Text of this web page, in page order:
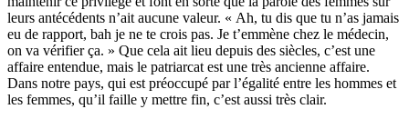
leurs antécédents n’ait aucune valeur. « Ah, tu dis que tu n’as jamais
eu de rapport, bah je ne te crois pas. Je t’emmène chez le médecin,
on va vérifier ça. » Que cela ait lieu depuis des siècles, c’est une
affaire entendue, mais le patriarcat est une très ancienne affaire.
Dans notre pays, qui est préoccupé par l’égalité entre les hommes et
les femmes, qu’il faille y mettre fin, c’est aussi très clair.